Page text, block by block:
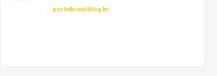
portalbrasil.blog.br